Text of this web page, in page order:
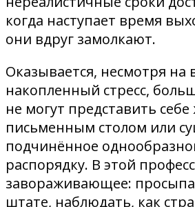
когда наступает время
они вдруг замолкают.
Оказывается, несмотря на
накопленный стресс,
не могут представить
письменным столом или
подчинённое
распорядку. В этой
завораживающее:
штате, наблюдать, как